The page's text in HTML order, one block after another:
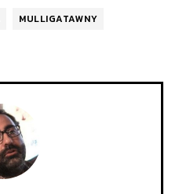
MULLIGATAWNY